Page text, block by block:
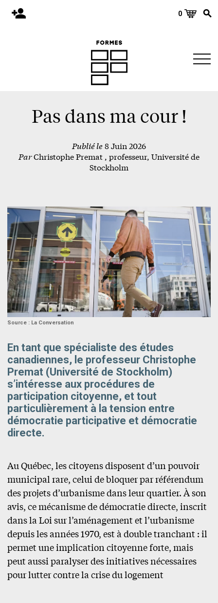
0
Matériaux
Environnement
Nous joindre
Pas dans ma cour !
Publié le8 Juin 2026
ParChristophe Premat , professeur, Université de
Stockholm
Source : La Conversation
En tant que spécialiste des études
canadiennes, le professeur Christophe
Premat (Université de Stockholm)
s’intéresse aux procédures de
participation citoyenne, et tout
particulièrement à la tension entre
démocratie participative et démocratie
directe.
Au Québec, les citoyens disposent d’un pouvoir
municipal rare, celui de bloquer par référendum
des projets d’urbanisme dans leur quartier. À son
avis, ce mécanisme de démocratie directe, inscrit
dans la Loi sur l’aménagement et l’urbanisme
depuis les années 1970, est à double tranchant : il
permet une implication citoyenne forte, mais
peut aussi paralyser des initiatives nécessaires
pour lutter contre la crise du logement